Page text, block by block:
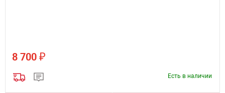
8 700 ₽
Есть в наличии